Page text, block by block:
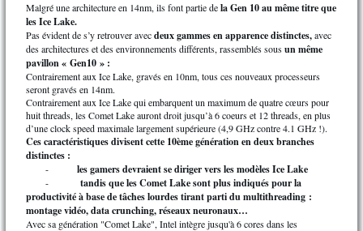
Malgré une architecture en 14nm, ils font partie dela Gen 10 au même titre que
les Ice Lake.
Pas évident de s’y retrouver avecdeux gammes en apparence distinctes,avec
des architectures et des environnements différents, rassemblés sousun même
pavillon « Gen10 » :
Contrairement aux Ice Lake, gravés en 10nm, tous ces nouveaux processeurs
seront gravés en 14nm.
Contrairement aux Ice Lake qui embarquent un maximum de quatre cœurs pour
huit threads, les Comet Lake auront droit jusqu’à 6 coeurs et 12 threads, en plus
d’une clock speed maximale largement supérieure (4,9 GHz contre 4.1 GHz !).
Ces caractéristiques divisent cette 10ème génération en deux branches
distinctes :
- les gamers devraient se diriger vers les modèles Ice Lake
-
tandis que les Comet Lake sont plus indiqués pour la
productivité à base de tâches lourdes tirant parti du multithreading :
montage vidéo, data crunching, réseaux neuronaux…
Avec sa génération "Comet Lake", Intel intègre jusqu'à 6 cores dans les